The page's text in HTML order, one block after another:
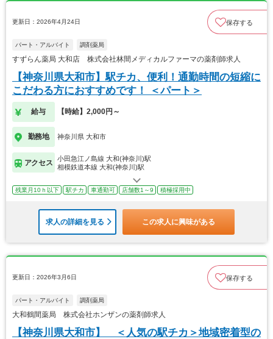
更新日：2026年4月24日 保存する
パート・アルバイト 調剤薬局
すずらん薬局 大和店 株式会社林間メディカルファーマの薬剤師求人
【神奈川県大和市】駅チカ、便利！通勤時間の短縮に
こだわる方におすすめです！ ＜パート＞
給与 【時給】2,000円～
勤務地 神奈川県 大和市
アクセス
小田急江ノ島線 大和(神奈川)駅
相模鉄道本線 大和(神奈川)駅
残業月10ｈ以下 駅チカ 車通勤可 店舗数1～9 積極採用中
求人の詳細を見る この求人に興味がある
更新日：2026年3月6日 保存する
パート・アルバイト 調剤薬局
大和鶴間薬局 株式会社ホンザンの薬剤師求人
【神奈川県大和市】 ＜人気の駅チカ＞地域密着型の